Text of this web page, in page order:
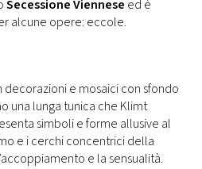
Secessione Viennese ed è
alcune opere: eccole.
decorazioni e mosaici con sfondo
una lunga tunica che Klimt
simboli e forme allusive al
e i cerchi concentrici della
e la sensualità.